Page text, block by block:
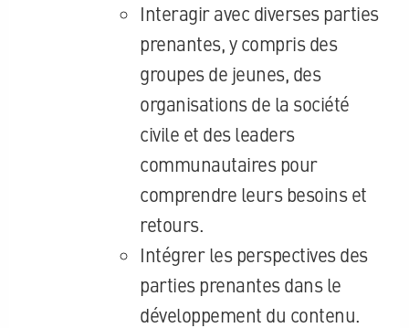
Interagir avec diverses parties
prenantes, y compris des
groupes de jeunes, des
organisations de la société
civile et des leaders
communautaires pour
comprendre leurs besoins et
retours.
Intégrer les perspectives des
parties prenantes dans le
développement du contenu.